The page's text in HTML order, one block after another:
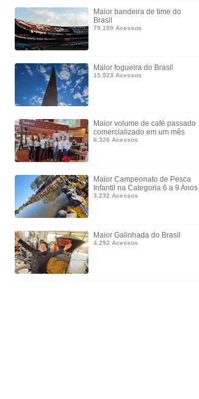
Maior bandeira de time do
Brasil
79.159 Acessos
Maior fogueira do Brasil
15.523 Acessos
Maior volume de café passado
comercializado em um mês
6.326 Acessos
Maior Campeonato de Pesca
Infantil na Categoria 6 a 9 Anos
3.232 Acessos
Maior Galinhada do Brasil
4.292 Acessos